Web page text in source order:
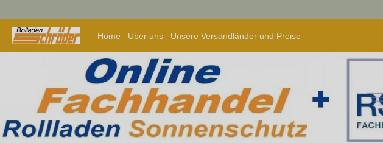
Home Über uns Unsere Versandländer und Preise